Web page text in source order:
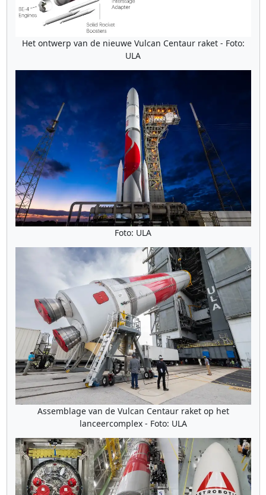
Het ontwerp van de nieuwe Vulcan Centaur raket - Foto:
ULA
Foto: ULA
Assemblage van de Vulcan Centaur raket op het
lanceercomplex - Foto: ULA